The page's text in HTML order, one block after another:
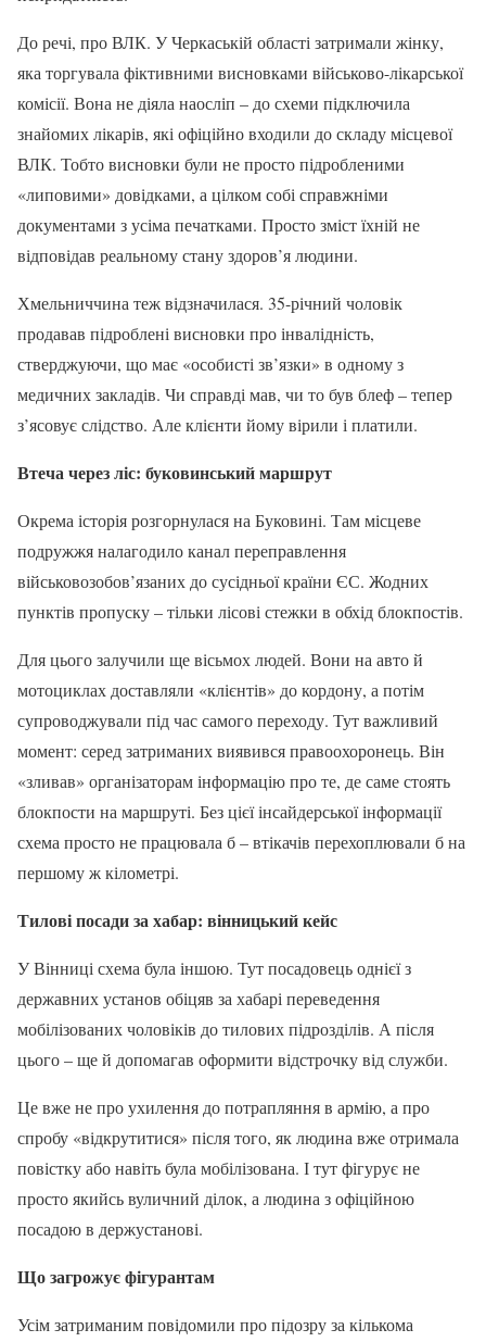
До речі, про ВЛК. У Черкаській області затримали жінку,
яка торгувала фіктивними висновками військово-лікарської
комісії. Вона не діяла наосліп – до схеми підключила
знайомих лікарів, які офіційно входили до складу місцевої
ВЛК. Тобто висновки були не просто підробленими
«липовими» довідками, а цілком собі справжніми
документами з усіма печатками. Просто зміст їхній не
відповідав реальному стану здоров’я людини.
Хмельниччина теж відзначилася. 35-річний чоловік
продавав підроблені висновки про інвалідність,
стверджуючи, що має «особисті зв’язки» в одному з
медичних закладів. Чи справді мав, чи то був блеф – тепер
з’ясовує слідство. Але клієнти йому вірили і платили.
Втеча через ліс: буковинський маршрут
Окрема історія розгорнулася на Буковині. Там місцеве
подружжя налагодило канал переправлення
військовозобов’язаних до сусідньої країни ЄС. Жодних
пунктів пропуску – тільки лісові стежки в обхід блокпостів.
Для цього залучили ще вісьмох людей. Вони на авто й
мотоциклах доставляли «клієнтів» до кордону, а потім
супроводжували під час самого переходу. Тут важливий
момент: серед затриманих виявився правоохоронець. Він
«зливав» організаторам інформацію про те, де саме стоять
блокпости на маршруті. Без цієї інсайдерської інформації
схема просто не працювала б – втікачів перехоплювали б на
першому ж кілометрі.
Тилові посади за хабар: вінницький кейс
У Вінниці схема була іншою. Тут посадовець однієї з
державних установ обіцяв за хабарі переведення
мобілізованих чоловіків до тилових підрозділів. А після
цього – ще й допомагав оформити відстрочку від служби.
Це вже не про ухилення до потрапляння в армію, а про
спробу «відкрутитися» після того, як людина вже отримала
повістку або навіть була мобілізована. І тут фігурує не
просто якийсь вуличний ділок, а людина з офіційною
посадою в держустанові.
Що загрожує фігурантам
Усім затриманим повідомили про підозру за кількома